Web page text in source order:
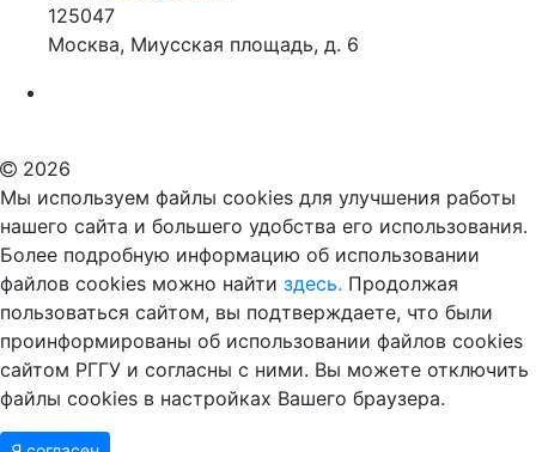
125047
Москва, Миусская площадь, д. 6
2026
Мы используем файлы cookies для улучшения работы
нашего сайта и большего удобства его использования.
Более подробную информацию об использовании
файлов cookies можно найти здесь. Продолжая
пользоваться сайтом, вы подтверждаете, что были
проинформированы об использовании файлов cookies
сайтом РГГУ и согласны с ними. Вы можете отключить
файлы cookies в настройках Вашего браузера.